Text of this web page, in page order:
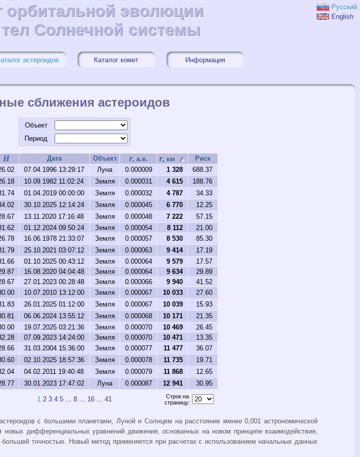
орбитальной эволюции
Солнечной системы
орбитальной эволюции
Солнечной системы
Русский
English
астероидов Каталог комет Информация
сближения астероидов
Объект
Период
H Дата Объект r, а.е. r, км
Риск
07.04.1996 13:29:17 Луна 0.000009 1 328
688.37
10.09.1982 11:02:24 Земля 0.000031 4 615
188.76
01.04.2019 00:00:00 Земля 0.000032 4 787
34.33
30.10.2025 12:14:24 Земля 0.000045 6 770
12.25
13.11.2020 17:16:48 Земля 0.000048 7 222
57.15
01.12.2024 09:50:24 Земля 0.000054 8 112
21.00
16.06.1978 21:33:07 Земля 0.000057 8 530
85.30
25.10.2021 03:07:12 Земля 0.000063 9 414
17.19
01.10.2025 00:43:12 Земля 0.000064 9 579
17.57
16.08.2020 04:04:48 Земля 0.000064 9 634
29.89
27.01.2023 00:28:48 Земля 0.000066 9 940
41.52
10.07.2010 13:12:00 Земля 0.000067 10 033
27.60
26.01.2025 01:12:00 Земля 0.000067 10 039
15.93
06.06.2024 13:55:12 Земля 0.000068 10 171
21.35
19.07.2025 03:21:36 Земля 0.000070 10 469
26.45
07.09.2023 14:24:00 Земля 0.000070 10 471
13.35
31.03.2004 15:36:00 Земля 0.000077 11 477
36.07
02.10.2025 18:57:36 Земля 0.000078 11 735
19.71
04.02.2011 19:40:48 Земля 0.000079 11 868
12.65
30.01.2023 17:47:02 Луна 0.000087 12 941 30.95
1 2 3 4 5... 8... 16... 41
Строк на
страницу:
с большими планетами, Луной и Солнцем на расстояние менее 0,001 астрономической
дифференциальных уравнений движения, основанных на новом принципе взаимодействия,
точностью. Новый метод применяется при расчетах с использованием начальных данных